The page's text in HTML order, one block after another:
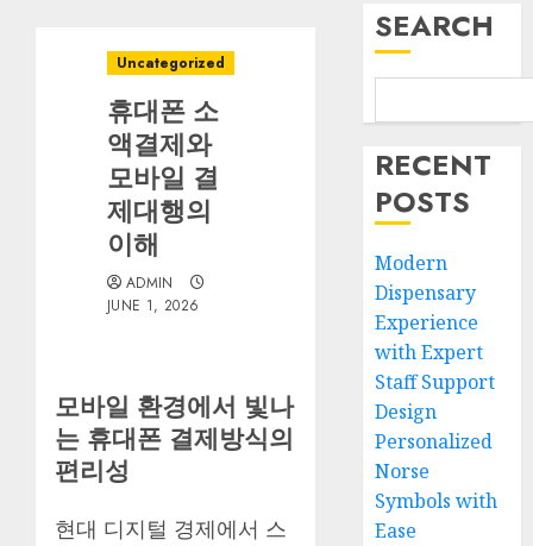
Uncategorized
휴대폰 소
액결제와
모바일 결
제대행의
이해
ADMIN
JUNE 1, 2026
모바일 환경에서 빛나
는 휴대폰 결제방식의
편리성
현대 디지털 경제에서 스
SEARCH
RECENT
POSTS
Modern
Dispensary
Experience
with Expert
Staff Support
Design
Personalized
Norse
Symbols with
Ease